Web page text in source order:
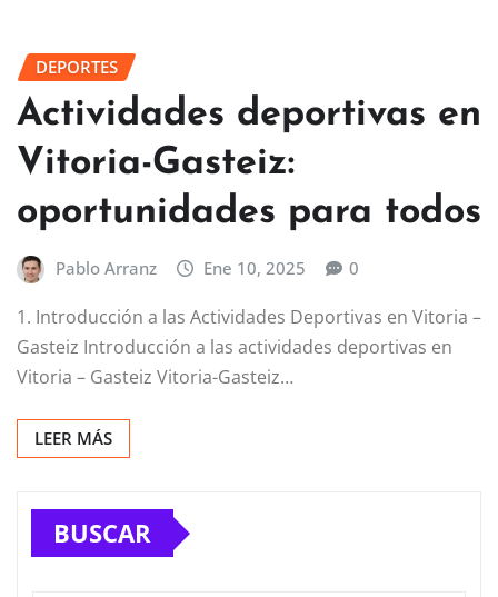
DEPORTES
Actividades deportivas en
Vitoria-Gasteiz:
oportunidades para todos
Pablo Arranz Ene 10, 2025 0
1. Introducción a las Actividades Deportivas en Vitoria –
Gasteiz Introducción a las actividades deportivas en
Vitoria – Gasteiz Vitoria-Gasteiz…
LEER MÁS
BUSCAR